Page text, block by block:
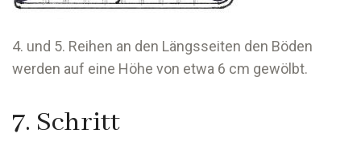
4. und 5. Reihen an den Längsseiten den Böden
werden auf eine Höhe von etwa 6 cm gewölbt.
7. Schritt